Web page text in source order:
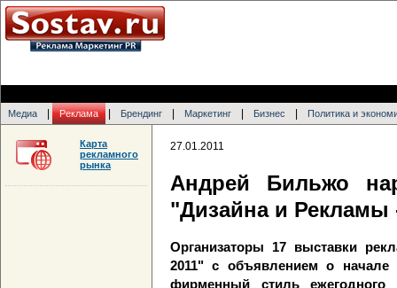
Медиа Реклама Брендинг Маркетинг Бизнес Политика и
27.01.2011
Андрей Бильжо
"Дизайна и Рекламы
Организаторы 17 выставки
2011" с объявлением о начале
фирменный стиль ежегодного
Карта
рекламного
рынка